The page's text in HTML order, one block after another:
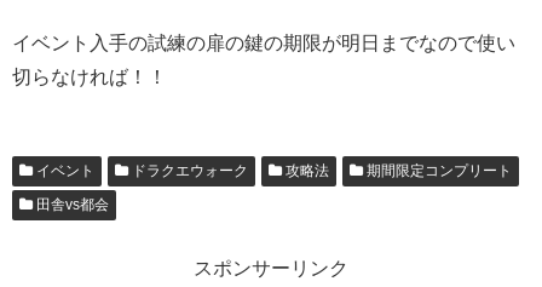
イベント入手の試練の扉の鍵の期限が明日までなので使い
切らなければ！！
イベント ドラクエウォーク 攻略法
期間限定コンプリート
田舎vs都会
スポンサーリンク